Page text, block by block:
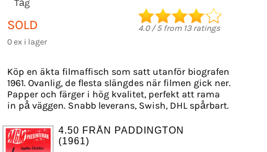
Tåg
SOLD
0 ex i lager
4.0/5from 13ratings
Köp en äkta filmaffisch som satt utanför biografen
1961. Ovanlig, de flesta slängdes när filmen gick ner.
Papper och färger i hög kvalitet, perfekt att rama
in på väggen. Snabb leverans, Swish, DHL spårbart.
4.50 FRÅN PADDINGTON
(1961)